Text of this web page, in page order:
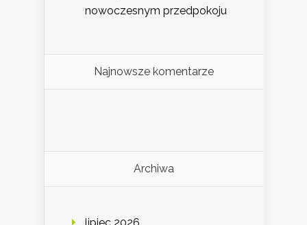
nowoczesnym przedpokoju
Najnowsze komentarze
Archiwa